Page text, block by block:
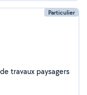
Particulier
de travaux paysagers